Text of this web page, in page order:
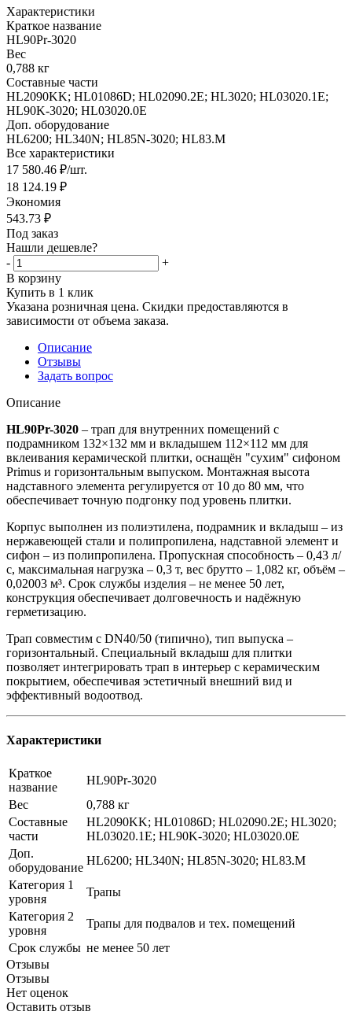
Характеристики
Краткое название
HL90Pr-3020
Вес
0,788 кг
Составные части
HL2090KK; HL01086D; HL02090.2E; HL3020; HL03020.1E;
HL90K-3020; HL03020.0E
Доп. оборудование
HL6200; HL340N; HL85N-3020; HL83.M
Все характеристики
17 580.46 ₽/шт.
18 124.19 ₽
Экономия
543.73 ₽
Под заказ
Нашли дешевле?
-
+
В корзину
Купить в 1 клик
Указана розничная цена. Скидки предоставляются в
зависимости от объема заказа.
Описание
Отзывы
Задать вопрос
Описание
HL90Pr-3020 – трап для внутренних помещений с
подрамником 132×132 мм и вкладышем 112×112 мм для
вклеивания керамической плитки, оснащён "сухим" сифоном
Primus и горизонтальным выпуском. Монтажная высота
надставного элемента регулируется от 10 до 80 мм, что
обеспечивает точную подгонку под уровень плитки.
Корпус выполнен из полиэтилена, подрамник и вкладыш – из
нержавеющей стали и полипропилена, надставной элемент и
сифон – из полипропилена. Пропускная способность – 0,43 л/
с, максимальная нагрузка – 0,3 т, вес брутто – 1,082 кг, объём –
0,02003 м³. Срок службы изделия – не менее 50 лет,
конструкция обеспечивает долговечность и надёжную
герметизацию.
Трап совместим с DN40/50 (типично), тип выпуска –
горизонтальный. Специальный вкладыш для плитки
позволяет интегрировать трап в интерьер с керамическим
покрытием, обеспечивая эстетичный внешний вид и
эффективный водоотвод.
Характеристики
Краткое
название
HL90Pr-3020
Вес
0,788 кг
Составные
части
HL2090KK; HL01086D; HL02090.2E; HL3020;
HL03020.1E; HL90K-3020; HL03020.0E
Доп.
оборудование
HL6200; HL340N; HL85N-3020; HL83.M
Категория 1
уровня
Трапы
Категория 2
уровня
Трапы для подвалов и тех. помещений
Срок службы не менее 50 лет
Отзывы
Отзывы
Нет оценок
Оставить отзыв